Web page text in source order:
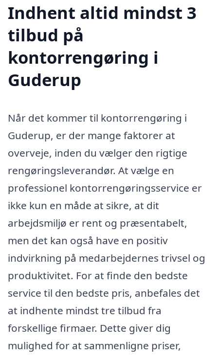
Indhent altid mindst 3
tilbud på
kontorrengøring i
Guderup
Når det kommer til kontorrengøring i
Guderup, er der mange faktorer at
overveje, inden du vælger den rigtige
rengøringsleverandør. At vælge en
professionel kontorrengøringsservice er
ikke kun en måde at sikre, at dit
arbejdsmiljø er rent og præsentabelt,
men det kan også have en positiv
indvirkning på medarbejdernes trivsel og
produktivitet. For at finde den bedste
service til den bedste pris, anbefales det
at indhente mindst tre tilbud fra
forskellige firmaer. Dette giver dig
mulighed for at sammenligne priser,